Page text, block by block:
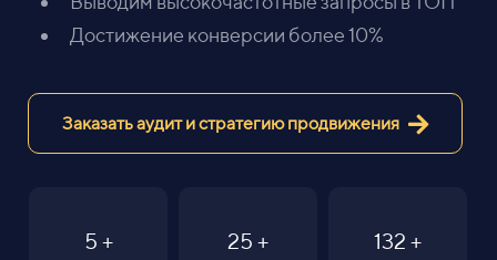
Достижение конверсии более 10%
Заказать аудит и стратегию продвижения
5 + 25 + 132 +